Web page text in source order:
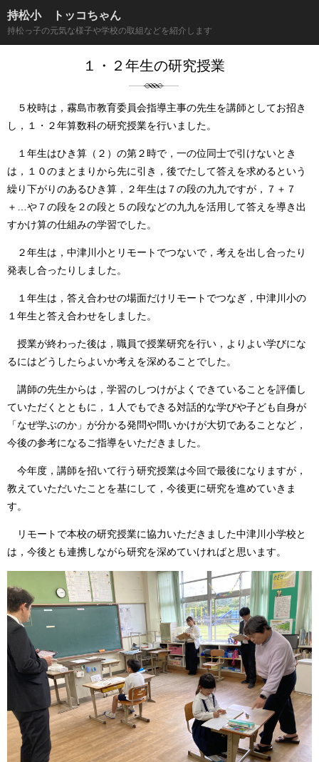
持松小 トッコちゃん
持松っ子の元気な様子や学校の取組などを紹介します
１・２年生の研究授業
５校時は，霧島市教育委員会指導主事の先生を講師としてお招き
し，１・２年算数科の研究授業を行いました。
１年生はひき算（２）の第２時で，一の位同士で引けないとき
は，１０のまとまりから先に引き，後でたして答えを求めるという
繰り下がりのあるひき算，２年生は７の段の九九ですが，７＋７
＋…や７の段を２の段と５の段などの九九を活用して答えを導き出
すかけ算の仕組みの学習でした。
２年生は，中津川小とリモートでつないで，考えを出し合ったり
発表し合ったりしました。
１年生は，答え合わせの場面だけリモートでつなぎ，中津川小の
１年生と答え合わせをしました。
授業が終わった後は，職員で授業研究を行い，よりよい学びにな
るにはどうしたらよいか考えを深めることでした。
講師の先生からは，学習のしつけがよくできていることを評価し
ていただくとともに，１人でもできる対話的な学びや子ども自身が
「なぜ学ぶのか」が分かる発問や問いかけが大切であることなど，
今後の参考になるご指導をいただきました。
今年度，講師を招いて行う研究授業は今回で最後になりますが，
教えていただいたことを基にして，今後更に研究を進めていきま
す。
リモートで本校の研究授業に協力いただきました中津川小学校と
は，今後とも連携しながら研究を深めていければと思います。